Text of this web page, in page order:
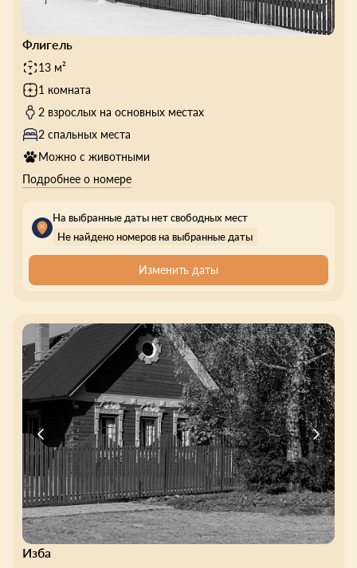
Флигель
13 м²
1 комната
2 взрослых на основных местах
2 спальных места
Можно с животными
Подробнее о номере
На выбранные даты нет свободных мест
Не найдено номеров на выбранные даты
Изменить даты
Изба